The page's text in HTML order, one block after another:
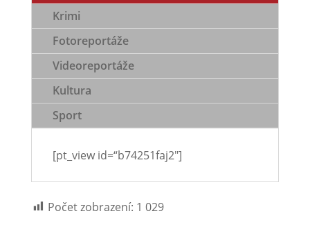
Krimi
Fotoreportáže
Videoreportáže
Kultura
Sport
[pt_view id=“b74251faj2″]
Počet zobrazení: 1 029